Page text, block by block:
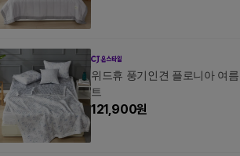
위드휴 풍기인견 플로니아 여
트
121,900원